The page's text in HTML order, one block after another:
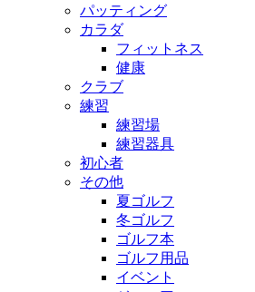
パッティング
カラダ
フィットネス
健康
クラブ
練習
練習場
練習器具
初心者
その他
夏ゴルフ
冬ゴルフ
ゴルフ本
ゴルフ用品
イベント